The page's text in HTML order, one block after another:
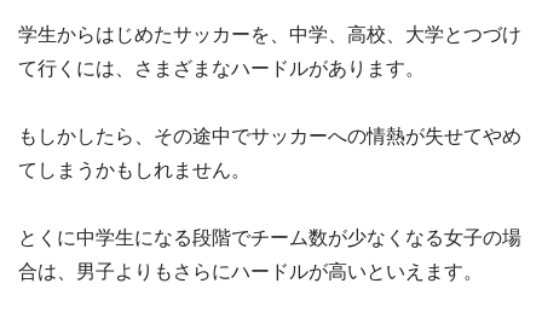
学生からはじめたサッカーを、中学、高校、大学とつづけ
て行くには、さまざまなハードルがあります。
もしかしたら、その途中でサッカーへの情熱が失せてやめ
てしまうかもしれません。
とくに中学生になる段階でチーム数が少なくなる女子の場
合は、男子よりもさらにハードルが高いといえます。